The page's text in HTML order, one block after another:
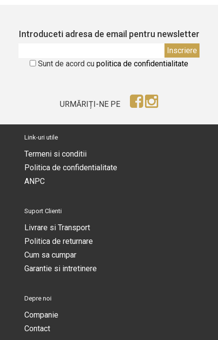
Introduceti adresa de email pentru newsletter
Sunt de acord cu politica de confidentialitate
URMĂRIȚI-NE PE
Link-uri utile
Termeni si conditii
Politica de confidentialitate
ANPC
Suport Clienti
Livrare si Transport
Politica de returnare
Cum sa cumpar
Garantie si intretinere
Depre noi
Companie
Contact